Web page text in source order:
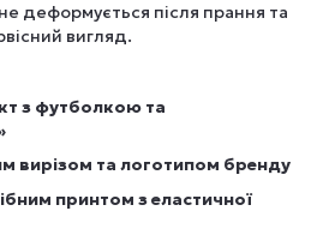
деформується після прання та
вигляд.
з футболкою та
вирізом та логотипом бренду
принтом з еластичної